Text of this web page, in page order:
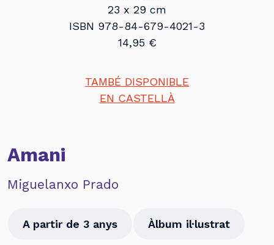
23 x 29 cm
ISBN 978-84-679-4021-3
14,95 €
TAMBÉ DISPONIBLE
EN CASTELLÀ
Amani
Miguelanxo Prado
A partir de 3 anys Àlbum il·lustrat